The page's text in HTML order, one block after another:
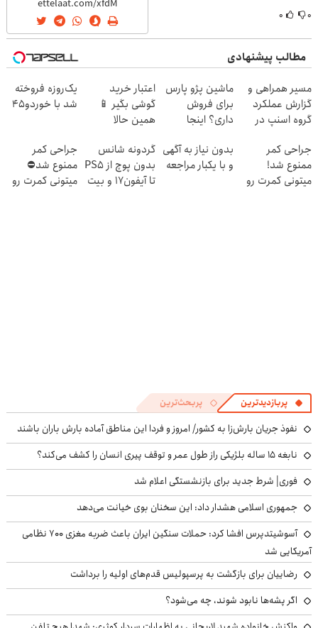
۰ ۰
مطالب پیشنهادی
مسیر همراهی و
گزارش عملکرد
گروه اسنپ در
ماشین پژو پارس
برای فروش
داری؟ اینجا
اعتبار خرید
گوشی بگیر 📱
همین حالا
بده 🎯
یک‌روزه فروخته
شد با خوردو45
جراحی کمر
ممنوع شد!
میتونی کمرت رو
بدون نیاز به آگهی
و با یکبار مراجعه
گردونه شانس
بدون پوچ از PS5
تا آیفون17 و بیت
جراحی کمر
ممنوع شد⛔
میتونی کمرت رو
پربازدیدترین پربحث‌ترین
نفوذ جریان بارش‌زا به کشور/ امروز و فردا این مناطق آماده بارش باران باشند
نابغه ۱۵ ساله بلژیکی راز طول عمر و توقف پیری انسان را کشف می‌کند؟
فوری| شرط جدید برای بازنشستگی اعلام شد
جمهوری اسلامی هشدار داد: این سخنان بوی خیانت می‌دهد
آسوشیتدپرس افشا کرد: حملات سنگین ایران باعث ضربه مغزی ۷۰۰ نظامی
آمریکایی شد
رضاییان برای بازگشت به پرسپولیس قدم‌های اولیه را برداشت
اگر پشه‌ها نابود شوند، چه می‌شود؟